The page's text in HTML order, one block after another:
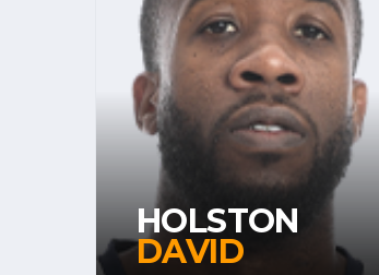
HOLSTON
DAVID